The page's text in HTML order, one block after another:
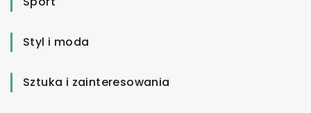
Styl i moda
Sztuka i zainteresowania